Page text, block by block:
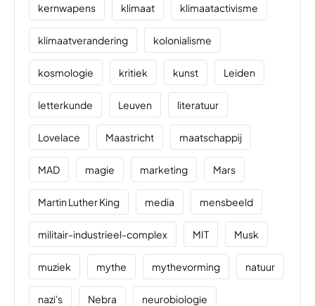
kernwapens klimaat klimaatactivisme
klimaatverandering kolonialisme
kosmologie kritiek kunst Leiden
letterkunde Leuven literatuur
Lovelace Maastricht maatschappij
MAD magie marketing Mars
Martin Luther King media mensbeeld
militair-industrieel-complex MIT Musk
muziek mythe mythevorming natuur
nazi's Nebra neurobiologie